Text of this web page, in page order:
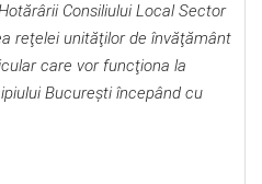
Consiliului Local Sector
reţelei unităţilor de învăţământ
care vor funcţiona la
Bucureşti începând cu